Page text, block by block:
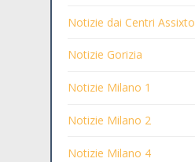
Notizie dai Centri Assixto
Notizie Gorizia
Notizie Milano 1
Notizie Milano 2
Notizie Milano 4